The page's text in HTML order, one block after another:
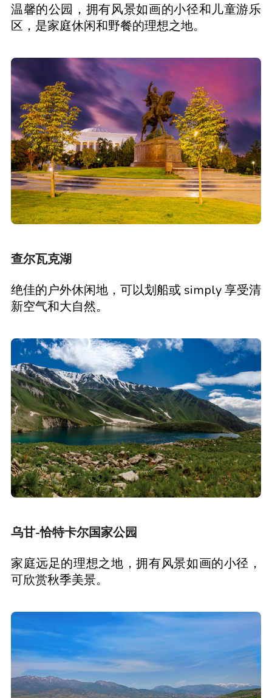
温馨的公园，拥有风景如画的小径和儿童游乐
区，是家庭休闲和野餐的理想之地。
查尔瓦克湖
绝佳的户外休闲地，可以划船或 simply 享受清
新空气和大自然。
乌甘-恰特卡尔国家公园
家庭远足的理想之地，拥有风景如画的小径，
可欣赏秋季美景。